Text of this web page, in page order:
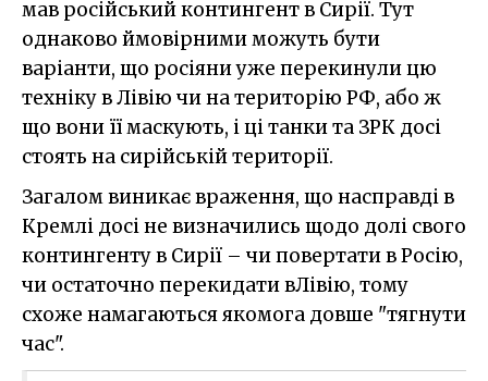
мав російський контингент в Сирії. Тут
однаково ймовірними можуть бути
варіанти, що росіяни уже перекинули цю
техніку в Лівію чи на територію РФ, або ж
що вони її маскують, і ці танки та ЗРК досі
стоять на сирійській території.
Загалом виникає враження, що насправді в
Кремлі досі не визначились щодо долі свого
контингенту в Сирії – чи повертати в Росію,
чи остаточно перекидати вЛівію, тому
схоже намагаються якомога довше "тягнути
час".